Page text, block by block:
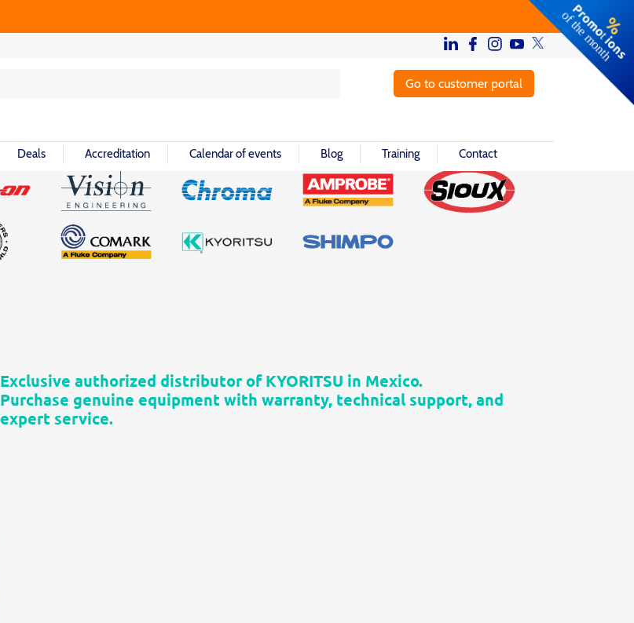
Go to customer portal
Deals Accreditation Calendar of events Blog Training Contact
Exclusive authorized distributor of KYORITSU in Mexico.
Purchase genuine equipment with warranty, technical support, and
expert service.